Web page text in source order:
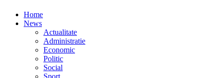
Home
News
Actualitate
Administratie
Economic
Politic
Social
Sport